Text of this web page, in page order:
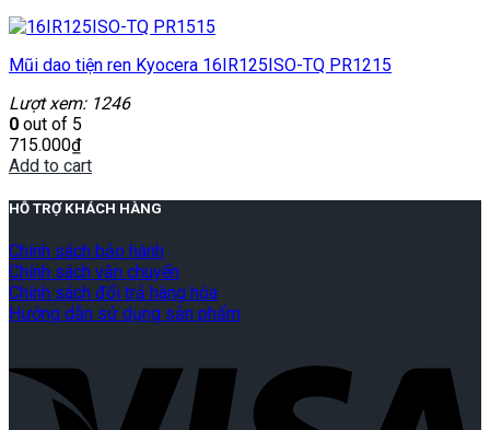
Mũi dao tiện ren Kyocera 16IR125ISO-TQ PR1215
Lượt xem: 1246
0 out of 5
715.000₫
Add to cart
HỖ TRỢ KHÁCH HÀNG
Chính sách bảo hành
Chính sách vận chuyển
Chính sách đổi trả hàng hóa
Hướng dẫn sử dụng sản phẩm